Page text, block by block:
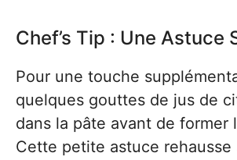
Chef’s Tip : Une Astuce
Pour une touche
quelques gouttes de jus de
dans la pâte avant de former
Cette petite astuce